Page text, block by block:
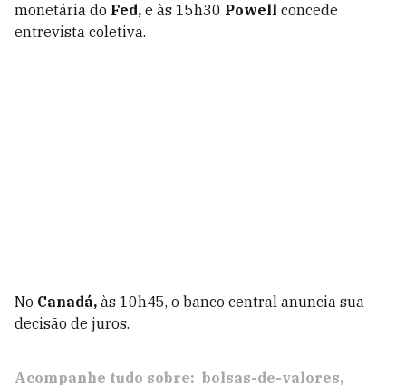
monetária do Fed, e às 15h30 Powell concede
entrevista coletiva.
No Canadá, às 10h45, o banco central anuncia sua
decisão de juros.
Acompanhe tudo sobre: bolsas-de-valores